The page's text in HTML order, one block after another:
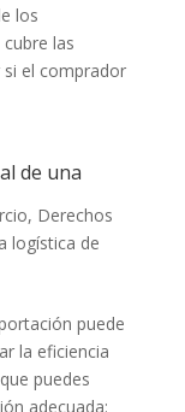
los
las
si el comprador
de una
, Derechos
logística de
puede
la eficiencia
puedes
adecuada: